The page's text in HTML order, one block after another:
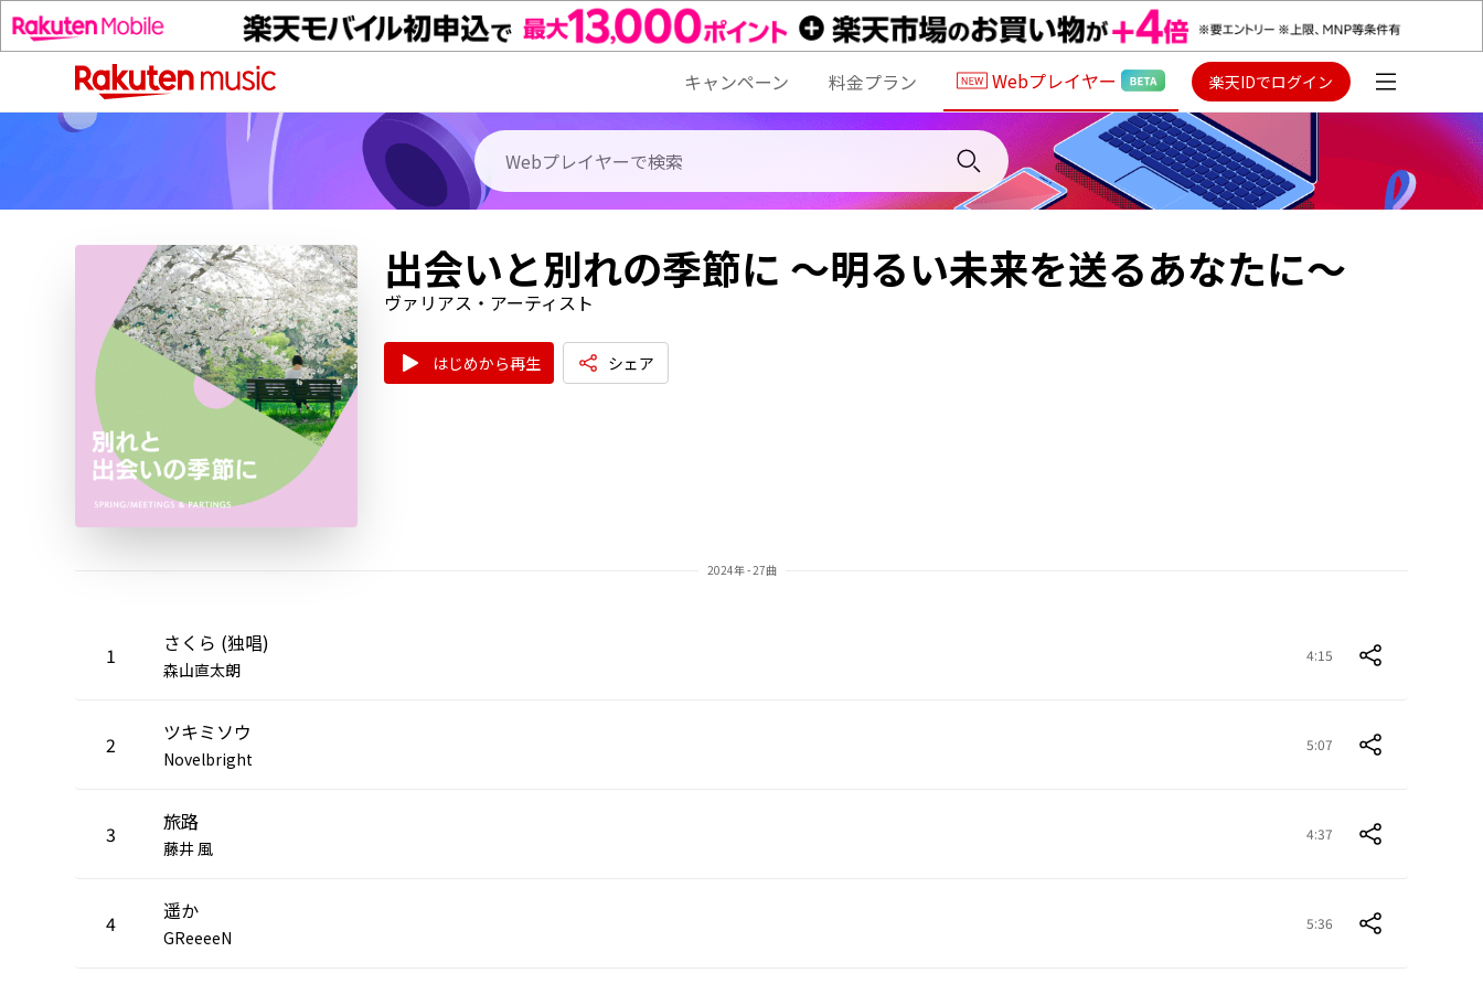
キャンペーン 料金プラン Webプレイヤー 楽天IDでログイン
出会いと別れの季節に ～明るい未来を送るあなたに～
ヴァリアス・アーティスト
はじめから再生 シェア
2024年 - 27曲
1 さくら (独唱)
森山直太朗
4:15
2 ツキミソウ
Novelbright
5:07
3 旅路
藤井 風
4:37
4 遥か
GReeeeN
5:36